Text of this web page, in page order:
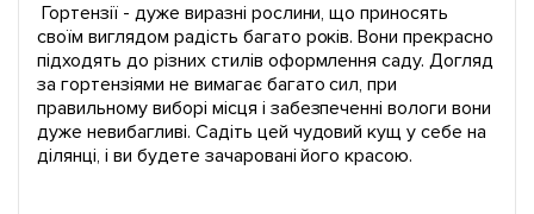
Гортензії - дуже виразні рослини, що приносять
своїм виглядом радість багато років. Вони прекрасно
підходять до різних стилів оформлення саду. Догляд
за гортензіями не вимагає багато сил, при
правильному виборі місця і забезпеченні вологи вони
дуже невибагливі. Садіть цей чудовий кущ у себе на
ділянці, і ви будете зачаровані його красою.